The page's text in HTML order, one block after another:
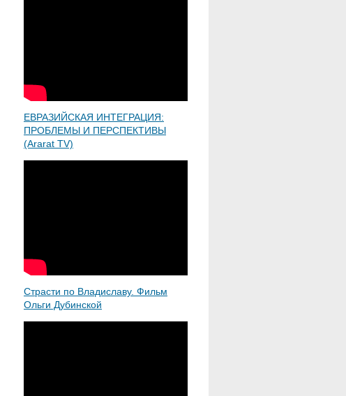
ЕВРАЗИЙСКАЯ ИНТЕГРАЦИЯ:
ПРОБЛЕМЫ И ПЕРСПЕКТИВЫ
(Ararat TV)
Страсти по Владиславу. Фильм
Ольги Дубинской